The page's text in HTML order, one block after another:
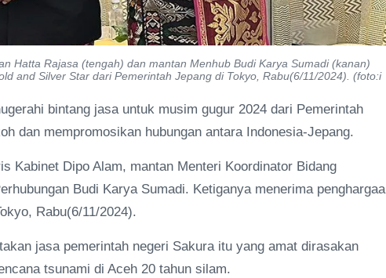
Hatta Rajasa (tengah) dan mantan Menhub Budi Karya Sumadi (kanan)
and Silver Star dari Pemerintah Jepang di Tokyo, Rabu(6/11/2024). (foto:i
bintang jasa untuk musim gugur 2024 dari Pemerintah
dan mempromosikan hubungan antara Indonesia-Jepang.
Kabinet Dipo Alam, mantan Menteri Koordinator Bidang
Budi Karya Sumadi. Ketiganya menerima
Rabu(6/11/2024).
jasa pemerintah negeri Sakura itu yang amat dirasakan
tsunami di Aceh 20 tahun silam.